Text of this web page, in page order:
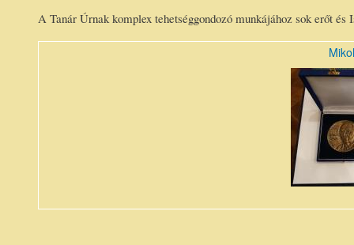
A Tanár Úrnak komplex tehetséggondozó munkájához sok erőt és